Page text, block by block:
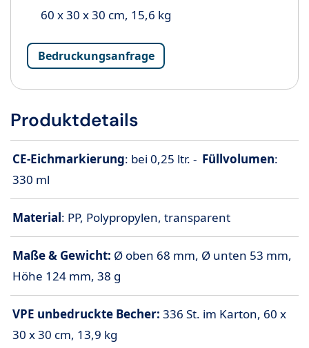
60 x 30 x 30 cm, 15,6 kg
Bedruckungsanfrage
Produktdetails
CE-Eichmarkierung: bei 0,25 ltr. - Füllvolumen:
330 ml
Material: PP, Polypropylen, transparent
Maße & Gewicht: Ø oben 68 mm, Ø unten 53 mm,
Höhe 124 mm, 38 g
VPE unbedruckte Becher: 336 St. im Karton, 60 x
30 x 30 cm, 13,9 kg